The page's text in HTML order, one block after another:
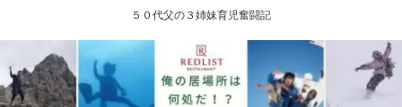
５０代父の３姉妹育児奮闘記